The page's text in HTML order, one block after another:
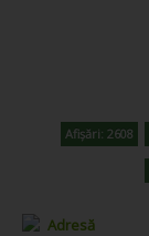
Afișări: 2608
Adresă